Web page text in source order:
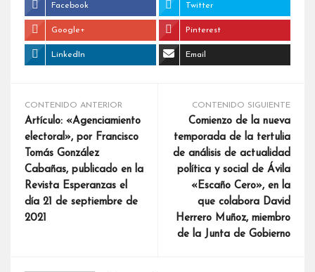
Facebook Twitter
Google+ Pinterest
LinkedIn Email
CONTENIDO ANTERIOR
Artículo: «Agenciamiento
electoral», por Francisco
Tomás González
Cabañas, publicado en la
Revista Esperanzas el
día 21 de septiembre de
2021
CONTENIDO SIGUIENTE
Comienzo de la nueva
temporada de la tertulia
de análisis de actualidad
política y social de Ávila
«Escaño Cero», en la
que colabora David
Herrero Muñoz, miembro
de la Junta de Gobierno